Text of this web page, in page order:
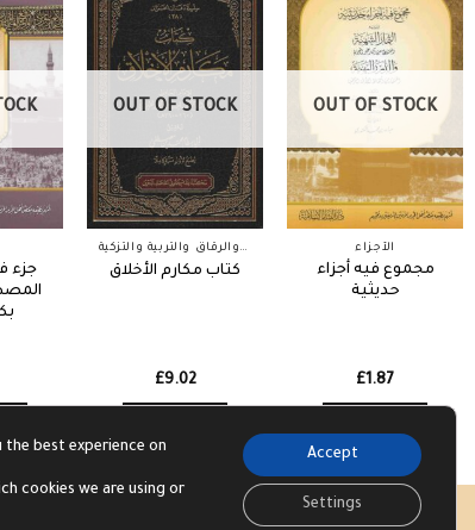
جزء
OUT OF STOCK
الآداب والرقاق والتربية والتزكية
كتاب مكارم الأخلاق
£9.02
OUT OF STOCK
الأجزاء
مجموع فيه أجزاء
حديثية
£1.87
Visa PayPal
the best experience on
cookies we are using or
Accept
Settings